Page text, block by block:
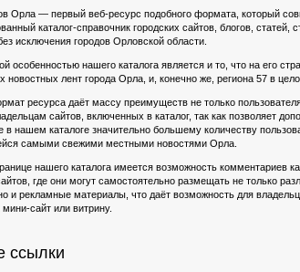
Орла — первый веб-ресурс подобного формата, который
каталог-справочник городских сайтов, блогов, статей,
исключения городов Орловской области.
особенностью нашего каталога является и то, что на его
новостных лент города Орла, и, конечно же, региона 57 в
ресурса даёт массу преимуществ не только
сайтов, включенных в каталог, так как позволяет
нашем каталоге значительно большему количеству
самыми свежими местными новостями Орла.
нашего каталога имеется возможность комментариев
где они могут самостоятельно размещать не только
и рекламные материалы, что даёт возможность для
мини-сайт или витрину.
ссылки